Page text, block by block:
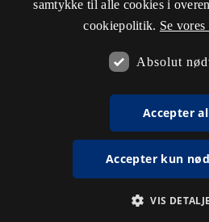
samtykke til alle cookies i
cookiepolitik. Se
Absolut
Accepter
Accepter kun
VIS